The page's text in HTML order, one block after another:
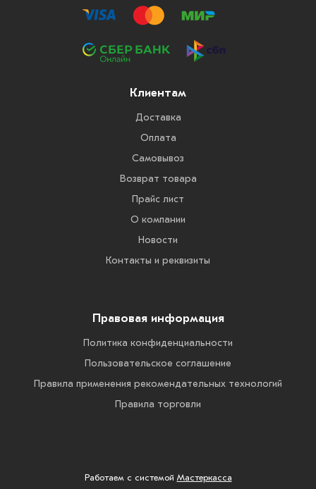
Клиентам
Доставка
Оплата
Самовывоз
Возврат товара
Прайс лист
О компании
Новости
Контакты и реквизиты
Правовая информация
Политика конфиденциальности
Пользовательское соглашение
Правила применения рекомендательных технологий
Правила торговли
Работаем с системой Мастеркасса